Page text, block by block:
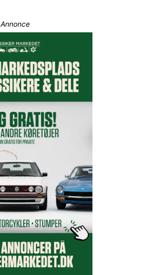
Annonce